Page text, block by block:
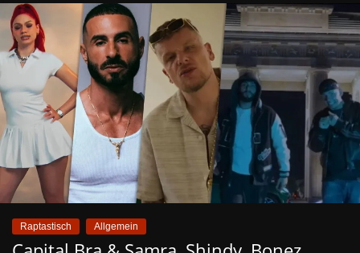
Raptastisch Allgemein